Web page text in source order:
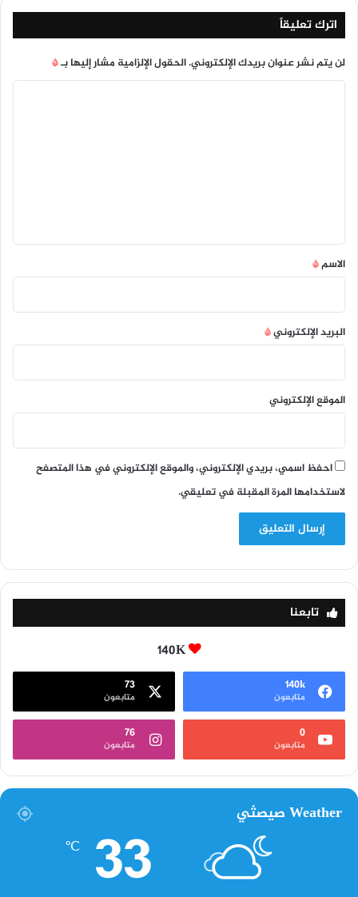
اترك تعليقاً
لن يتم نشر عنوان بريدك الإلكتروني.الحقول الإلزامية مشار إليها بـ*
*
الاسم*
البريد الإلكتروني*
الموقع الإلكتروني
احفظ اسمي، بريدي الإلكتروني، والموقع الإلكتروني في هذا المتصفح
لاستخدامها المرة المقبلة في تعليقي.
تابعنا
140K
140k
متابعون
73
متابعون
0
متابعون
76
متابعون
Weather صيصثي
33
℃